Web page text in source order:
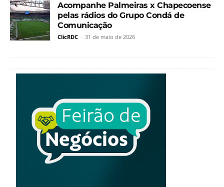
Acompanhe Palmeiras x Chapecoense
pelas rádios do Grupo Condá de
Comunicação
ClicRDC - 31 de maio de 2026